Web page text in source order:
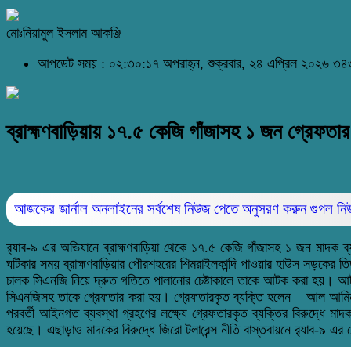
মোঃনিয়ামুল ইসলাম আকঞ্জি
আপডেট সময় : ০২:৩০:১৭ অপরাহ্ন, শুক্রবার, ২৪ এপ্রিল ২০২৬
ব্রাহ্মণবাড়িয়ায় ১৭.৫ কেজি গাঁজাসহ ১ জন গ্রেফতার
আজকের জার্নাল অনলাইনের সর্বশেষ নিউজ পেতে অনুসরণ করুনগুগল
র‌্যাব-৯ এর অভিযানে ব্রাহ্মণবাড়িয়া থেকে ১৭.৫ কেজি গাঁজাসহ ১ জন মাদক
ঘটিকার সময় ব্রাহ্মণবাড়িয়ার পৌরশহরের শিমরাইলকান্দি পাওয়ার হাউস
চালক সিএনজি নিয়ে দ্রুত গতিতে পালানোর চেষ্টাকালে তাকে আটক করা হয়।
সিএনজিসহ তাকে গ্রেফতার করা হয়। গ্রেফতারকৃত ব্যক্তি হলেন – আল আমিন
পরবর্তী আইনগত ব্যবস্থা গ্রহণের লক্ষ্যে গ্রেফতারকৃত ব্যক্তির বিরুদ্ধে
হয়েছে। এছাড়াও মাদকের বিরুদ্ধে জিরো টলারেন্স নীতি বাস্তবায়নে র‌্যাব-৯